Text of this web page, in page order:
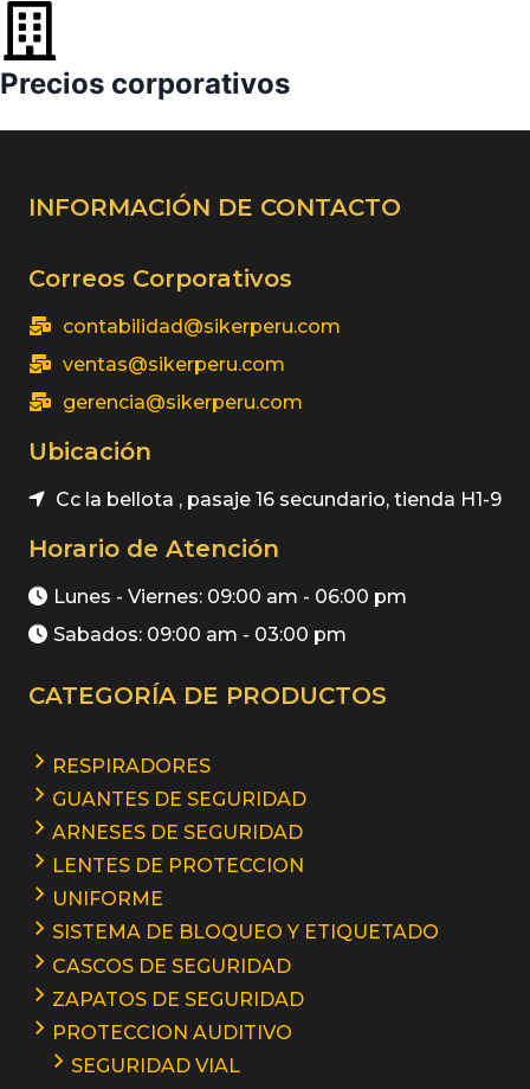
Precios corporativos
INFORMACIÓN DE CONTACTO
Correos Corporativos
contabilidad@sikerperu.com
ventas@sikerperu.com
gerencia@sikerperu.com
Ubicación
Cc la bellota , pasaje 16 secundario, tienda H1-9
Horario de Atención
Lunes - Viernes: 09:00 am - 06:00 pm
Sabados: 09:00 am - 03:00 pm
CATEGORÍA DE PRODUCTOS
RESPIRADORES
GUANTES DE SEGURIDAD
ARNESES DE SEGURIDAD
LENTES DE PROTECCION
UNIFORME
SISTEMA DE BLOQUEO Y ETIQUETADO
CASCOS DE SEGURIDAD
ZAPATOS DE SEGURIDAD
PROTECCION AUDITIVO
SEGURIDAD VIAL